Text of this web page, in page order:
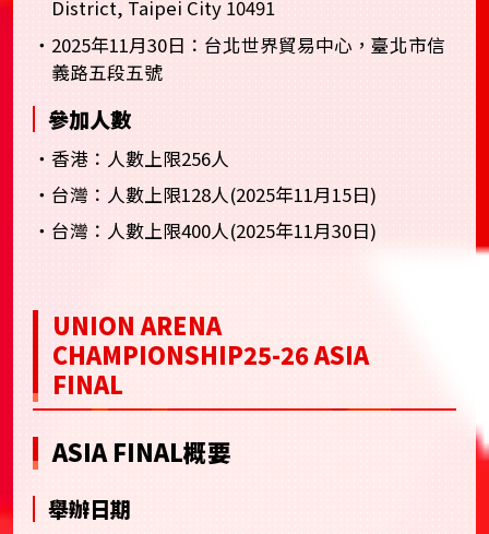
District, Taipei City 10491
・2025年11月30日：台北世界貿易中心，臺北市信
義路五段五號
參加人數
・香港：人數上限256人
・台灣：人數上限128人(2025年11月15日)
・台灣：人數上限400人(2025年11月30日)
UNION ARENA
CHAMPIONSHIP25-26 ASIA
FINAL
ASIA FINAL概要
舉辦日期